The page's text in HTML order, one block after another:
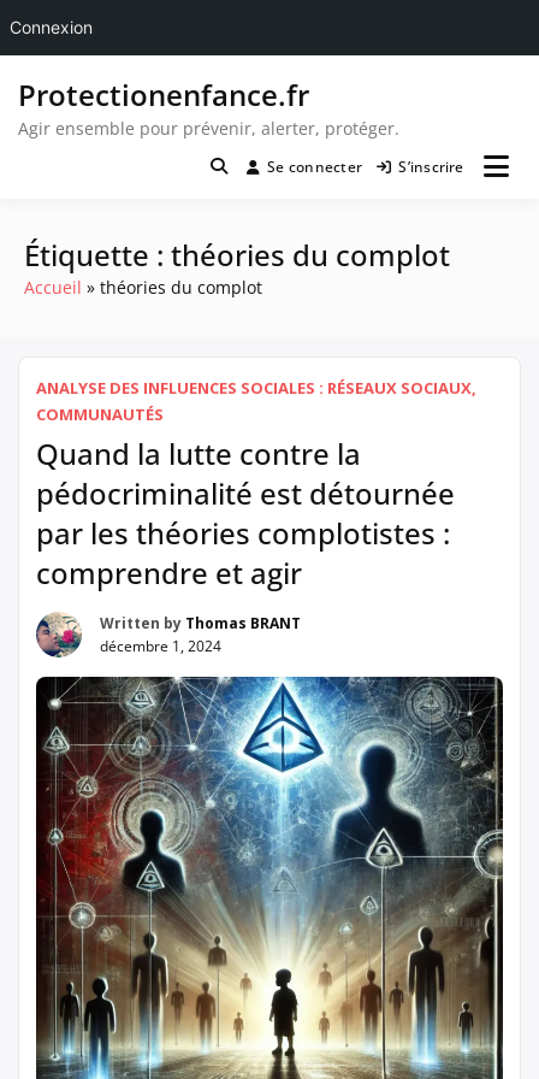
contenu
Protectionenfance.fr
Agir ensemble pour prévenir, alerter, protéger.
Se connecter S’inscrire
Étiquette : théories du complot
Accueil théories du complot
ANALYSE DES INFLUENCES SOCIALES : RÉSEAUX SOCIAUX,
COMMUNAUTÉS
Quand la lutte contre la
pédocriminalité est détournée
par les théories complotistes :
comprendre et agir
Written by Thomas BRANT
décembre 1, 2024
Connexion